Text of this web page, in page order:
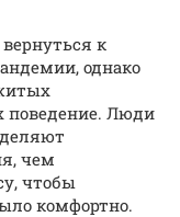
к
однако
поведение. Люди
чем
чтобы
комфортно.